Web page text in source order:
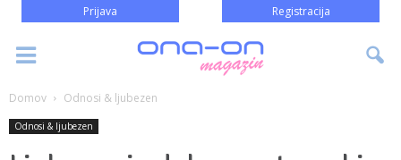
Prijava Registracija
Domov Odnosi & ljubezen
Odnosi & ljubezen